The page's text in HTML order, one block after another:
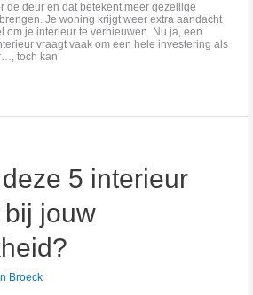
de deur en dat betekent meer gezellige
Je woning krijgt weer extra aandacht
om je interieur te vernieuwen. Nu ja, een
vraagt vaak om een hele investering als
toch kan
5 interieur
jouw
Broeck